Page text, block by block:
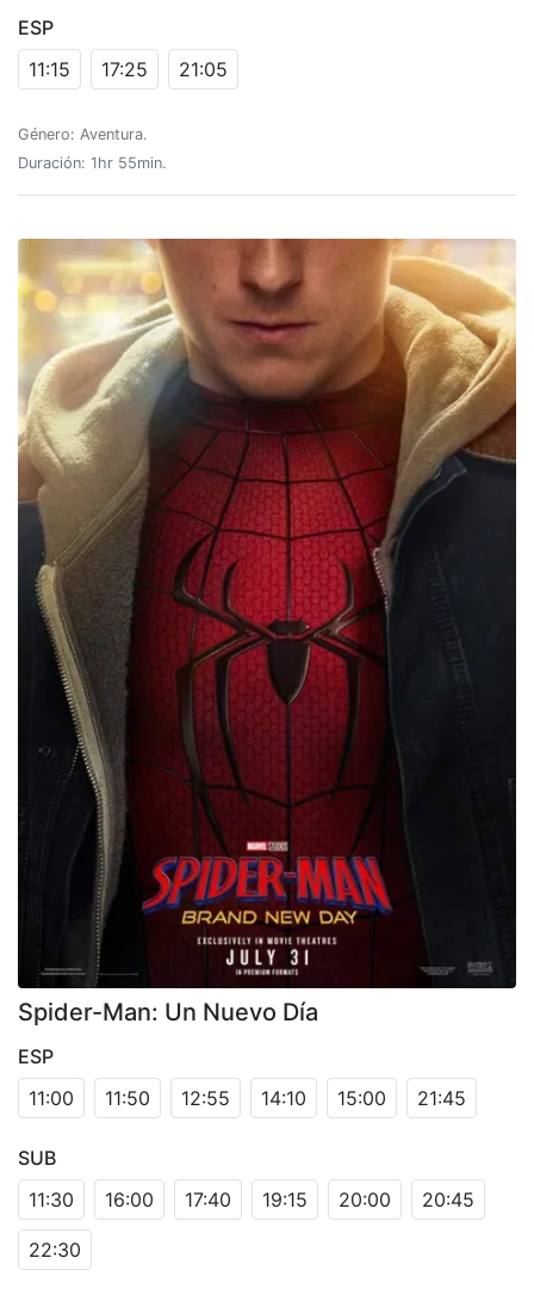
ESP
11:15
17:25 21:05
Género: Aventura.
Duración: 1hr 55min.
Spider-Man: Un Nuevo Día
ESP
11:00
11:50 12:55 14:10 15:00 21:45
SUB
11:30
16:00 17:40 19:15 20:00 20:45
22:30